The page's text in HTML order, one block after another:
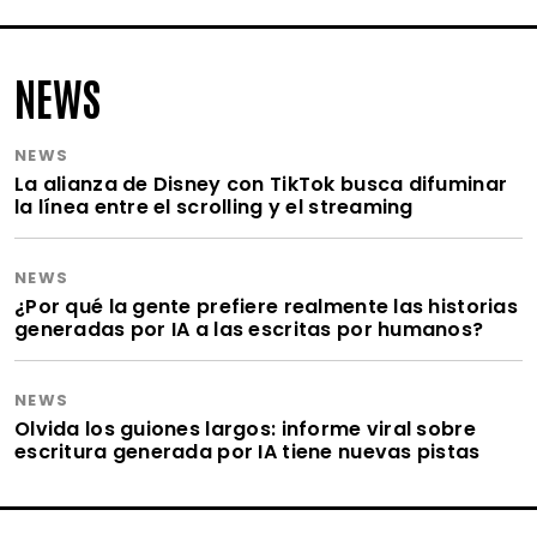
NEWS
NEWS
La alianza de Disney con TikTok busca difuminar
la línea entre el scrolling y el streaming
NEWS
¿Por qué la gente prefiere realmente las historias
generadas por IA a las escritas por humanos?
NEWS
Olvida los guiones largos: informe viral sobre
escritura generada por IA tiene nuevas pistas